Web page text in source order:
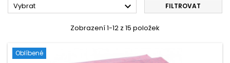
Vybrat  FILTROVAT
Zobrazení 1-12 z 15 položek
Oblíbené